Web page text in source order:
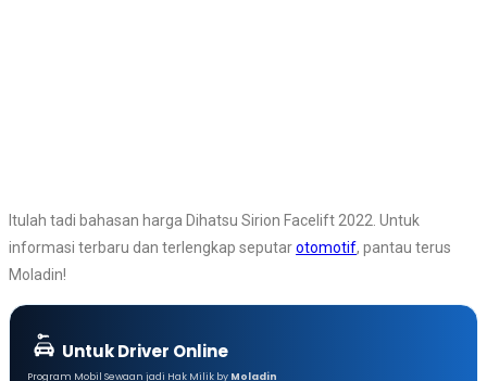
Itulah tadi bahasan harga Dihatsu Sirion Facelift 2022. Untuk
informasi terbaru dan terlengkap seputarotomotif, pantau terus
Moladin!
Untuk Driver Online
Program Mobil Sewaan jadi Hak Milik by Moladin